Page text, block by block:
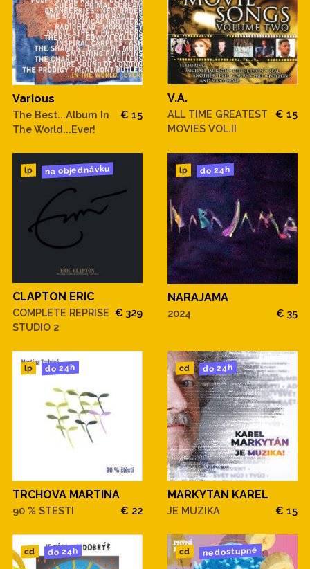
Various
The Best...Album In
The World...Ever!
€ 15
V.A.
ALL TIME GREATEST
MOVIES VOL.II
€ 15
lp na objednávku
CLAPTON ERIC
COMPLETE REPRISE
STUDIO 2
€ 329
lp do 24h
NARAJAMA
2024 € 35
lp do 24h
TRCHOVA MARTINA
90 % STESTI € 22
cd do 24h
MARKYTAN KAREL
JE MUZIKA € 15
cd do 24h cd nedostupné